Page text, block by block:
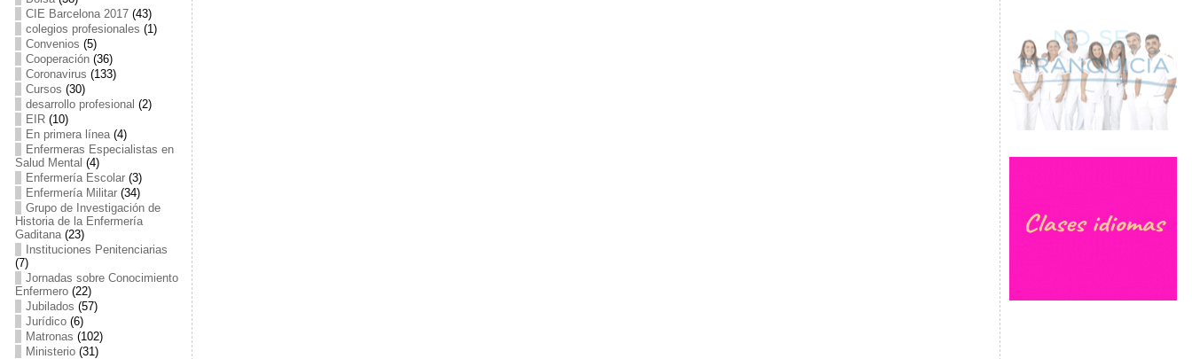
CIE Barcelona 2017(43)
colegios profesionales (1)
Convenios (5)
Cooperación(36)
Coronavirus (133)
Cursos (30)
desarrollo profesional (2)
EIR(10)
En primera línea(4)
Enfermeras Especialistas en
Salud Mental (4)
Enfermería Escolar(3)
Enfermería Militar(34)
Grupo de Investigación de
Historia de la Enfermería
Gaditana(23)
Instituciones Penitenciarias
(7)
Jornadas sobre Conocimiento
Enfermero(22)
Jubilados (57)
Jurídico(6)
Matronas (102)
Ministerio(31)